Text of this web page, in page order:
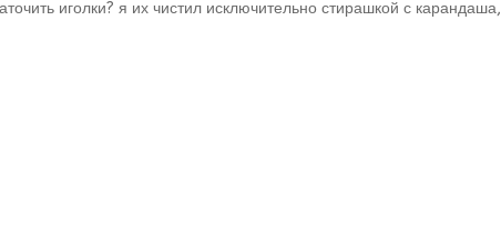
иголки? я их чистил исключительно стирашкой с